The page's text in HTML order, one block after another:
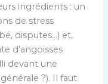
ingrédients : un
de stress
disputes…) et,
d’angoisses
devant une
?). Il faut